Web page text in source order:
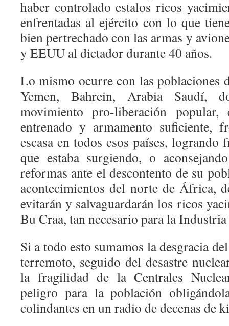
haber controlado estalos ricos
enfrentadas al ejército con lo que
bien pertrechado con las armas y
y EEUU al dictador durante 40 años.
Lo mismo ocurre con las poblaciones
Yemen, Bahrein, Arabia Saudí,
movimiento pro-liberación
entrenado y armamento suficiente,
escasa en todos esos países,
que estaba surgiendo, o
reformas ante el descontento de su
acontecimientos del norte de África,
evitarán y salvaguardarán los ricos
Bu Craa, tan necesario para la
Si a todo esto sumamos la desgracia
terremoto, seguido del desastre
la fragilidad de la Centrales
peligro para la población
colindantes en un radio de decenas de